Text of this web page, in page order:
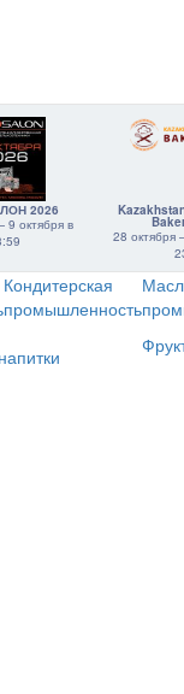
2026
9 октября в
28 октября
Кондитерская
промышленность